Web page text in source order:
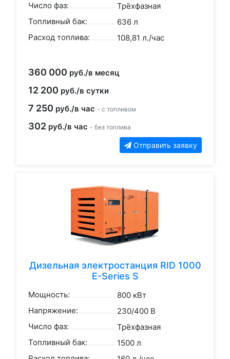
Число фаз:
Трёхфазная
Топливный бак:
636 л
Расход топлива:
108,81 л./час
360 000 руб./в месяц
12 200 руб./в сутки
7 250 руб./в час - с топливом
302 руб./в час - без топлива
Отправить заявку
Дизельная электростанция RID 1000
E-Series S
Мощность:
800 кВт
Напряжение:
230/400 В
Число фаз:
Трёхфазная
Топливный бак:
1500 л